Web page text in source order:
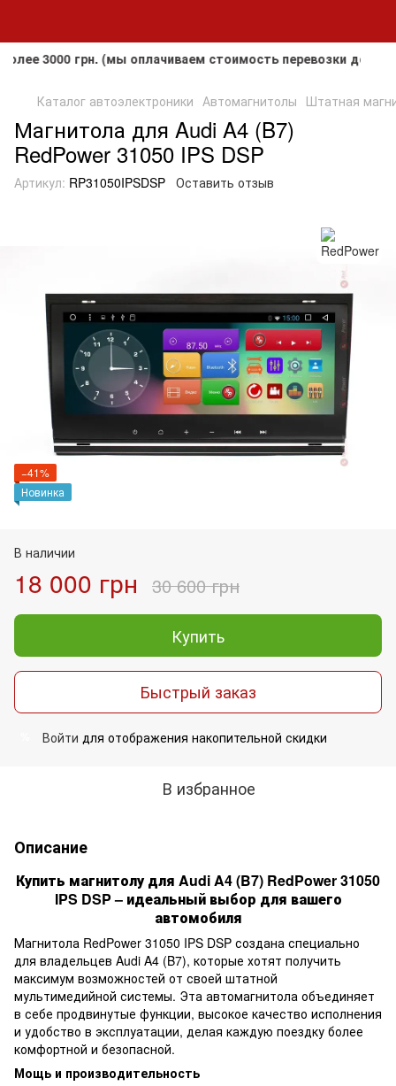
грн. (мы оплачиваем стоимость перевозки до
Каталог автоэлектроники Автомагнитолы Штатная
Магнитола для Audi A4 (B7)
RedPower 31050 IPS DSP
Артикул: RP31050IPSDSP Оставить отзыв
−41%
Новинка
В наличии
18 000 грн 30 600 грн
Купить
Быстрый заказ
Войти для отображения накопительной скидки
В избранное
Описание
Купить магнитолу для Audi A4 (B7) RedPower 31050
IPS DSP – идеальный выбор для вашего
автомобиля
Магнитола RedPower 31050 IPS DSP создана специально
для владельцев Audi A4 (B7), которые хотят получить
максимум возможностей от своей штатной
мультимедийной системы. Эта автомагнитола объединяет
в себе продвинутые функции, высокое качество исполнения
и удобство в эксплуатации, делая каждую поездку более
комфортной и безопасной.
Мощь и производительность